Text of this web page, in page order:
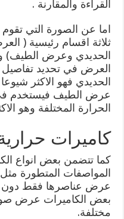
القراءة والمقارنة .
اما عن الصورة التي تقوم
ثلاثة اقسام رئيسية (
الحديدي وعرض الطيف)
العرض في تحديد
الحديدي فهو الاكثر
عرض الطيف فيستخدم
الحرارة المختلفة وهو
كاميرات
كما تتضمن بعض انواع
المواصفات المتطورة
عرض عناصرها فقط دون
بعض الكاميرات عرض
مختلفة.